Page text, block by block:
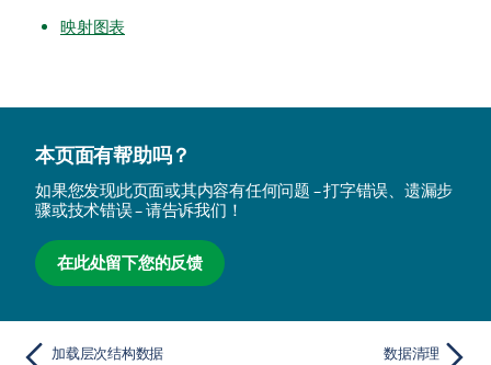
映射图表
本页面有帮助吗？
如果您发现此页面或其内容有任何问题 – 打字错误、遗漏步
骤或技术错误 – 请告诉我们！
在此处留下您的反馈
加载层次结构数据 数据清理